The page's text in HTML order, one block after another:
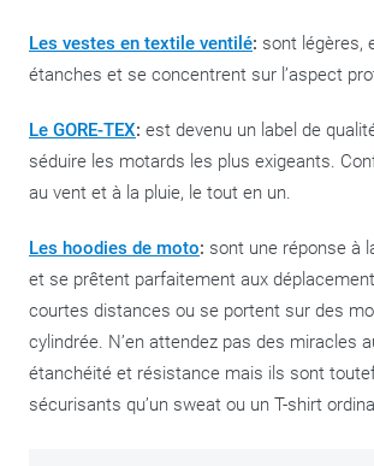
Les vestes en textile ventilé: sont légères,
étanches et se concentrent sur l’aspect
Le GORE-TEX: est devenu un label de
séduire les motards les plus exigeants.
au vent et à la pluie, le tout en un.
Les hoodies de moto: sont une réponse à
et se prêtent parfaitement aux
courtes distances ou se portent sur des
cylindrée. N’en attendez pas des miracles
étanchéité et résistance mais ils sont
sécurisants qu’un sweat ou un T-shirt